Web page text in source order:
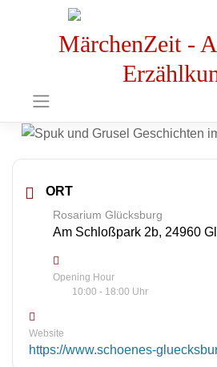
MärchenZeit -
ORT
Rosarium Glücksburg
Am Schloßpark 2b, 24960
Opening Hour
10:00 - 18:00 Uhr
Website
https://www.schoenes-